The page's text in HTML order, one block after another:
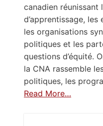
canadien réunissant
d’apprentissage,
les organisations
politiques et les
questions d’équité.
la CNA rassemble
politiques, les
Read More…